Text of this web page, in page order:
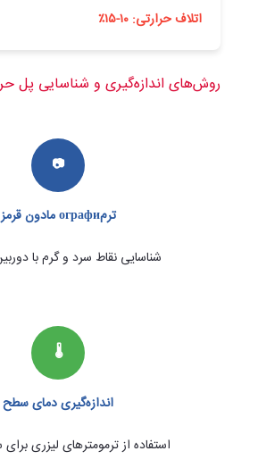
اتلاف حرارتی: ۱۰-۱۵٪
روش‌های اندازه‌گیری و شناسایی پل
📷
ترمографи مادون قرمز
شناسایی نقاط سرد و گرم با
🌡
اندازه‌گیری دمای سطح
استفاده از ترمومترهای لیزری